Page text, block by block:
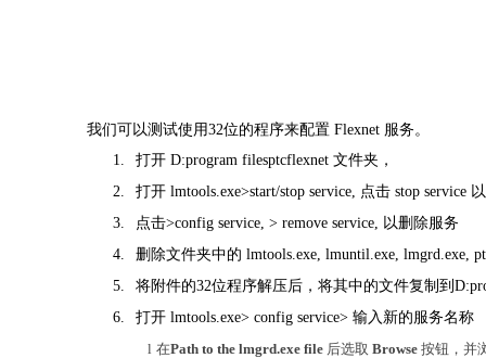
我们可以测试使用32位的程序来配置 Flexnet 服务。
1.
打开 D:program filesptcflexnet 文件夹，
2.
打开 lmtools.exe>start/stop service, 点击 stop service
3.
点击>config service, > remove service, 以删除服务
4.
删除文件夹中的 lmtools.exe, lmuntil.exe, lmgrd.exe,
5.
将附件的32位程序解压后，将其中的文件复制到
6.
打开 lmtools.exe> config service> 输入新的服务名称
l 在Path to the lmgrd.exe file 后选取 Browse 按钮，并